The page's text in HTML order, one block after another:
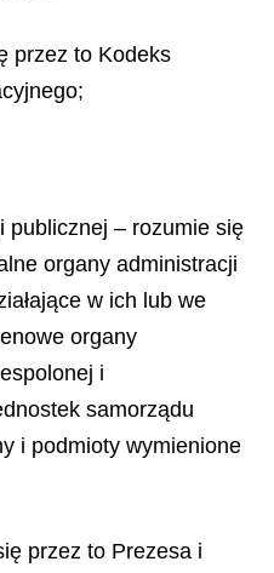
przez to Kodeks
publicznej – rozumie się
organy administracji
w ich lub we
organy
i
samorządu
i podmioty wymienione
przez to Prezesa i